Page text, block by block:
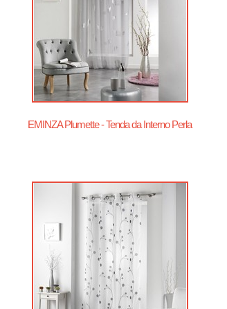
EMINZA Plumette - Tenda da Interno Perla